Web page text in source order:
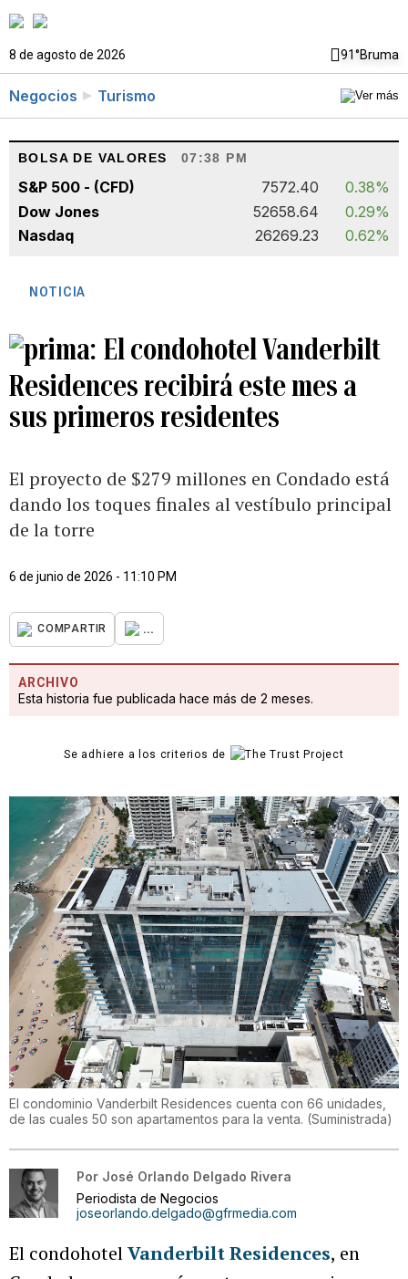
8 de agosto de 2026 91°Bruma
Negocios Turismo
BOLSA DE VALORES 07:38 PM
S&P 500 - (CFD) 7572.40
0.38%
Dow Jones
52658.64
0.29%
Nasdaq
26269.23 0.62%
NOTICIA
El condohotel Vanderbilt
Residences recibirá este mes a
sus primeros residentes
El proyecto de $279 millones en Condado está
dando los toques finales al vestíbulo principal
de la torre
6 de junio de 2026 - 11:10 PM
COMPARTIR ...
ARCHIVO
Esta historia fue publicada hace más de 2 meses.
Se adhiere a los criterios de
El condominio Vanderbilt Residences cuenta con 66 unidades,
de las cuales 50 son apartamentos para la venta. (Suministrada)
Por José Orlando Delgado Rivera
Periodista de Negocios
joseorlando.delgado@gfrmedia.com
El condohotelVanderbilt Residences, en